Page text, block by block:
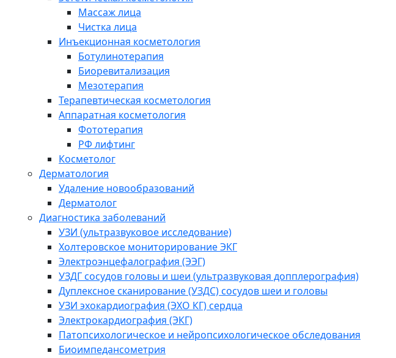
Массаж лица
Чистка лица
Инъекционная косметология
Ботулинотерапия
Биоревитализация
Мезотерапия
Терапевтическая косметология
Аппаратная косметология
Фототерапия
РФ лифтинг
Косметолог
Дерматология
Удаление новообразований
Дерматолог
Диагностика заболеваний
УЗИ (ультразвуковое исследование)
Холтеровское мониторирование ЭКГ
Электроэнцефалография (ЭЭГ)
УЗДГ сосудов головы и шеи (ультразвуковая допплерография)
Дуплексное сканирование (УЗДС) сосудов шеи и головы
УЗИ эхокардиография (ЭХО КГ) сердца
Электрокардиография (ЭКГ)
Патопсихологическое и нейропсихологическое обследования
Биоимпедансометрия